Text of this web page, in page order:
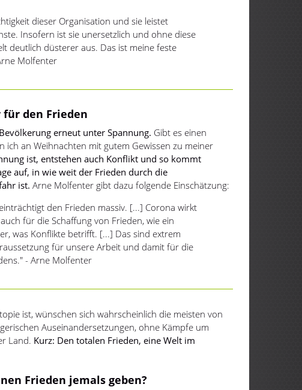
dieser Organisation und sie leistet
Insofern ist sie unersetzlich und ohne diese
deutlich düsterer aus. Das ist meine feste
Molfenter
für den Frieden
erneut unter Spannung. Gibt es einen
ich an Weihnachten mit gutem Gewissen zu meiner
ist, entstehen auch Konflikt und so kommt
auf, in wie weit der Frieden durch die
ist. Arne Molfenter gibt dazu folgende Einschätzung:
den Frieden massiv. [...] Corona wirkt
für die Schaffung von Frieden, wie ein
was Konflikte betrifft. [...] Das sind extrem
für unsere Arbeit und damit für die
- Arne Molfenter
ist, wünschen sich wahrscheinlich die meisten von
Auseinandersetzungen, ohne Kämpfe um
Land. Kurz: Den totalen Frieden, eine Welt im
Frieden jemals geben?